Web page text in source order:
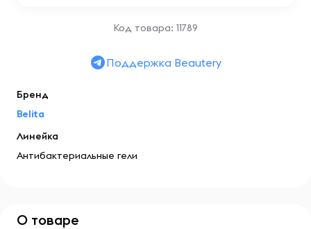
Код товара: 11789
Поддержка Beautery
Бренд
Belita
Линейка
Антибактериальные гели
О товаре